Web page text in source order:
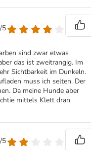
5
sind zwar etwas
das ist zweitrangig. Im
Sichtbarkeit im Dunkeln.
muss ich selten. Der
Da meine Hunde aber
mittels Klett dran
5